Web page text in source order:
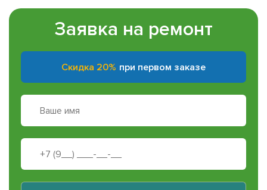
Заявка на ремонт
Скидка 20% при первом заказе